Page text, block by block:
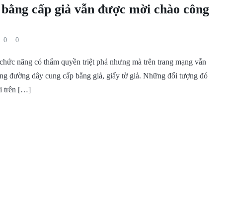
cấp giả vẫn được mời chào công
0 0
năng có thẩm quyền triệt phá nhưng mà trên trang mạng vẫn
đường dây cung cấp bằng giả, giấy tờ giả. Những đối tượng đó
trên […]